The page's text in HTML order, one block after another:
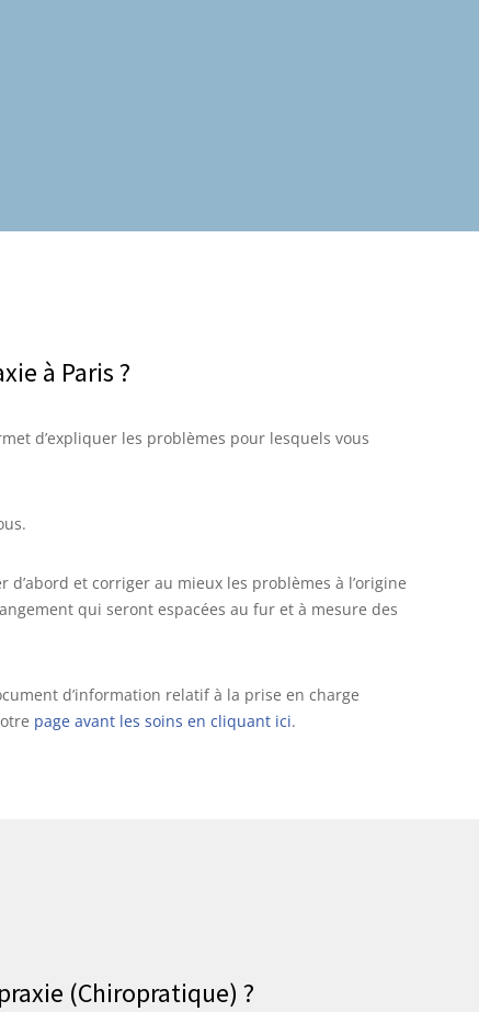
à Paris ?
d’expliquer les problèmes pour lesquels vous
et corriger au mieux les problèmes à l’origine
qui seront espacées au fur et à mesure des
d’information relatif à la prise en charge
page avant les soins en cliquant ici.
(Chiropratique) ?